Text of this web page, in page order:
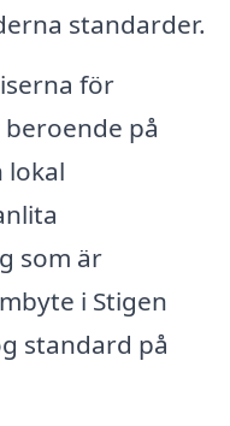
standarder.
för
på
lokal
som är
i Stigen
standard på